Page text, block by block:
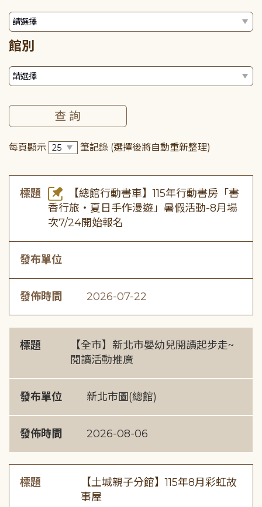
館別
每頁顯示 筆記錄 (選擇後將自動重新整理)
標題
【總館行動書車】115年行動書房「書
香行旅・夏日手作漫遊」暑假活動-8月場
次7/24開始報名
發布單位
發佈時間 2026-07-22
標題
【全市】新北市嬰幼兒閱讀起步走~
閱讀活動推廣
發布單位 新北市圖(總館)
發佈時間 2026-08-06
標題
【土城親子分館】115年8月彩虹故
事屋